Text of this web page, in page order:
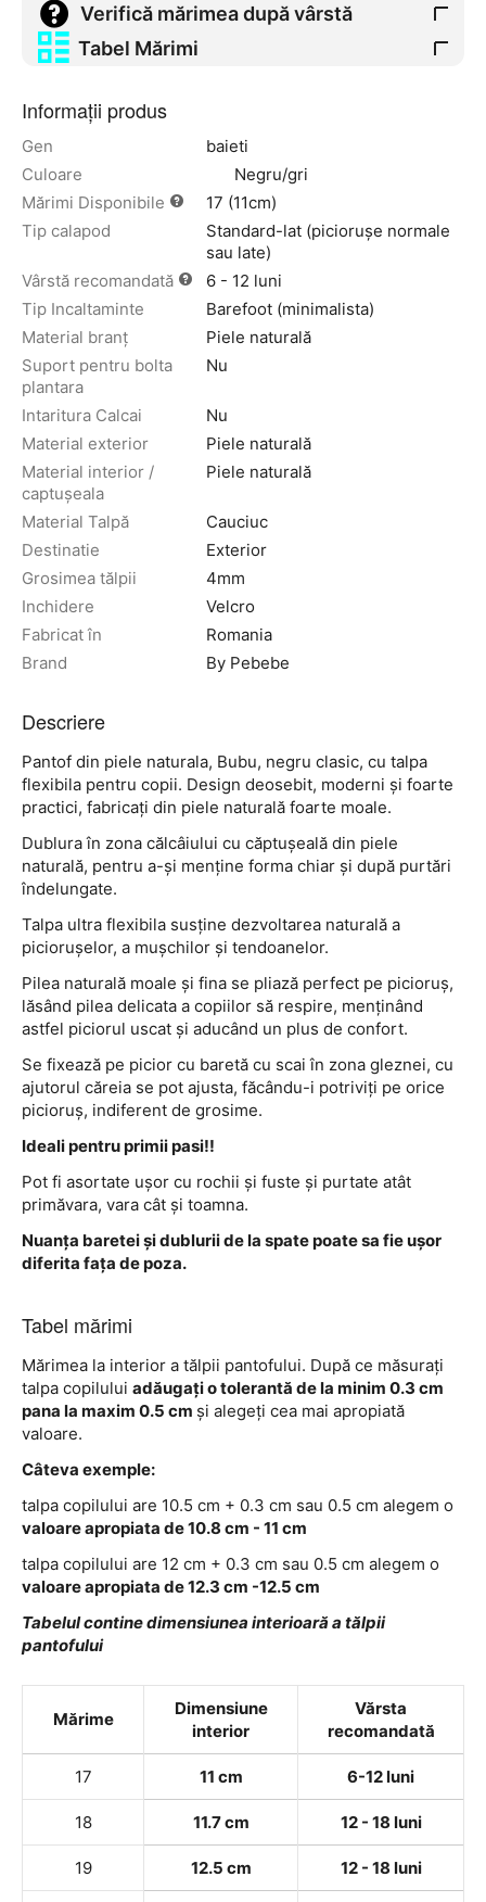
Verifică mărimea după vârstă
Tabel Mărimi
Informații produs
Gen
baieti
Culoare
Negru/gri
Mărimi Disponibile
17 (11cm)
Tip calapod
Standard-lat (piciorușe normale
sau late)
Vârstă recomandată
6 - 12 luni
Tip Incaltaminte
Barefoot (minimalista)
Material branț
Piele naturală
Suport pentru bolta
plantara
Nu
Intaritura Calcai
Nu
Material exterior
Piele naturală
Material interior /
captușeala
Piele naturală
Material Talpă
Cauciuc
Destinatie
Exterior
Grosimea tălpii
4mm
Inchidere
Velcro
Fabricat în
Romania
Brand
By Pebebe
Descriere
Pantof din piele naturala, Bubu, negru clasic, cu talpa
flexibila pentru copii. Design deosebit, moderni și foarte
practici, fabricați din piele naturală foarte moale.
Dublura în zona călcâiului cu căptușeală din piele
naturală, pentru a-și menține forma chiar și după purtări
îndelungate.
Talpa ultra flexibila susține dezvoltarea naturală a
piciorușelor, a mușchilor și tendoanelor.
Pilea naturală moale și fina se pliază perfect pe picioruș,
lăsând pilea delicata a copiilor să respire, menținând
astfel piciorul uscat și aducând un plus de confort.
Se fixează pe picior cu baretă cu scai în zona gleznei, cu
ajutorul căreia se pot ajusta, făcându-i potriviți pe orice
picioruș, indiferent de grosime.
Ideali pentru primii pasi!!
Pot fi asortate ușor cu rochii și fuste și purtate atât
primăvara, vara cât și toamna.
Nuanța baretei și dublurii de la spate poate sa fie ușor
diferita fața de poza.
Tabel mărimi
Mărimea la interior a tălpii pantofului. După ce măsurați
talpa copilului adăugați o tolerantă de la minim 0.3 cm
pana la maxim 0.5 cm și alegeți cea mai apropiată
valoare.
Câteva exemple:
talpa copilului are 10.5 cm + 0.3 cm sau 0.5 cm alegem o
valoare apropiata de 10.8 cm - 11 cm
talpa copilului are 12 cm + 0.3 cm sau 0.5 cm alegem o
valoare apropiata de 12.3 cm -12.5 cm
Tabelul contine dimensiunea interioară a tălpii
pantofului
Mărime
Dimensiune
interior
Vărsta
recomandată
17 11 cm 6-12 luni
18 11.7 cm 12 - 18 luni
19 12.5 cm 12 - 18 luni